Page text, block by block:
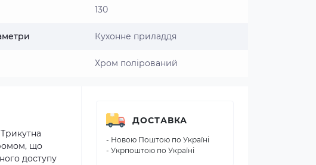
130
Кухонне приладдя
Хром полірований
що
доступу
ДОСТАВКА
- Новою Поштою по Україні
- Укрпоштою по Україні